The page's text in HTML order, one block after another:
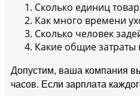
Сколько единиц
Как много времени
Сколько человек
Какие общие затраты
Допустим, ваша компания
часов. Если зарплата